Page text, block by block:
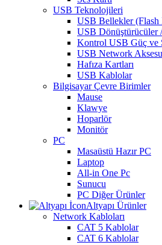
USB Teknolojileri
USB Bellekler (Flash
USB Dönüştürücüler
Kontrol USB Güç ve
USB Network
Hafıza Kartları
USB Kablolar
Bilgisayar Çevre Birimler
Mause
Klawye
Hoparlör
Monitör
PC
Masaüstü Hazır PC
Laptop
All-in One Pc
Sunucu
PC Diğer Ürünler
Altyapı Ürünler
Network Kabloları
CAT 5 Kablolar
CAT 6 Kablolar